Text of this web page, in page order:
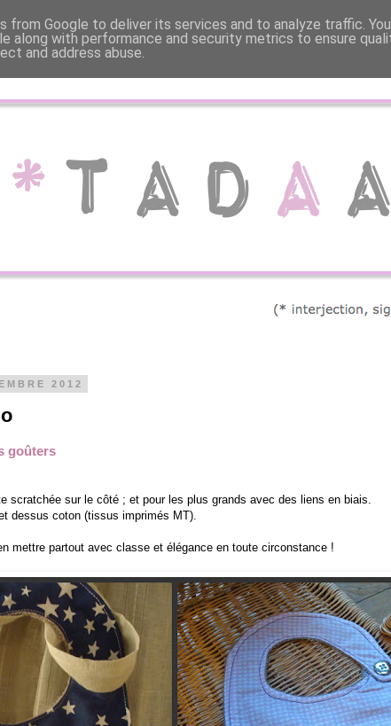
2012
goûters
scratchée sur le côté ; et pour les plus grands avec des liens en biais.
dessus coton (tissus imprimés MT).
mettre partout avec classe et élégance en toute circonstance !
from Google to deliver its services and to analyze traffic.
along with performance and security metrics to ensure
and address abuse.